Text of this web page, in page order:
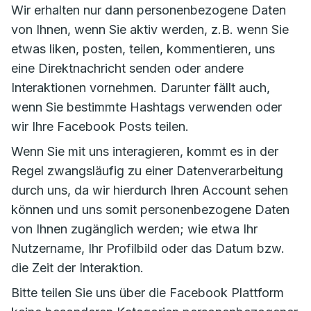
Wir erhalten nur dann personenbezogene Daten
von Ihnen, wenn Sie aktiv werden, z.B. wenn Sie
etwas liken, posten, teilen, kommentieren, uns
eine Direktnachricht senden oder andere
Interaktionen vornehmen. Darunter fällt auch,
wenn Sie bestimmte Hashtags verwenden oder
wir Ihre Facebook Posts teilen.
Wenn Sie mit uns interagieren, kommt es in der
Regel zwangsläufig zu einer Datenverarbeitung
durch uns, da wir hierdurch Ihren Account sehen
können und uns somit personenbezogene Daten
von Ihnen zugänglich werden; wie etwa Ihr
Nutzername, Ihr Profilbild oder das Datum bzw.
die Zeit der Interaktion.
Bitte teilen Sie uns über die Facebook Plattform